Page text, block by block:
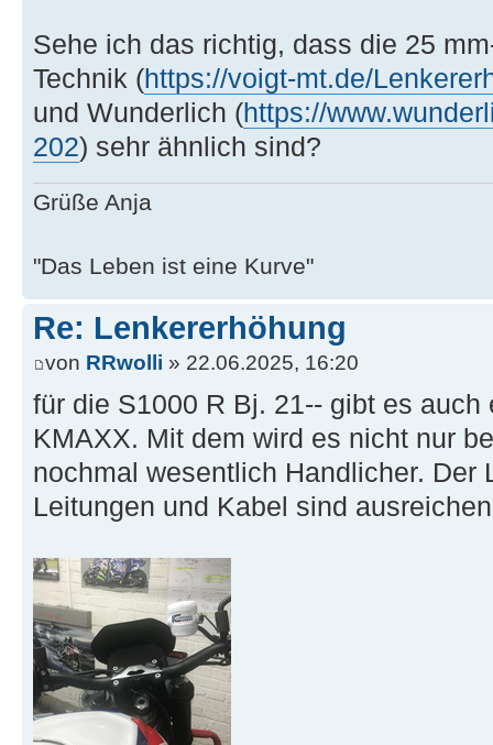
Sehe ich das richtig, dass die 25
Technik (https://voigt-mt.de/
und Wunderlich (https://
202) sehr ähnlich sind?
Grüße Anja
"Das Leben ist eine Kurve"
Re: Lenkererhöhung
von RRwolli » 22.06.2025, 16:20
für die S1000 R Bj. 21-- gibt es
KMAXX. Mit dem wird es nicht nur
nochmal wesentlich Handlicher. Der
Leitungen und Kabel sind